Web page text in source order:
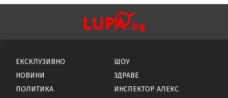
ЕКСКЛУЗИВНО
НОВИНИ
ПОЛИТИКА
ШОУ
ЗДРАВЕ
ИНСПЕКТОР АЛЕКС